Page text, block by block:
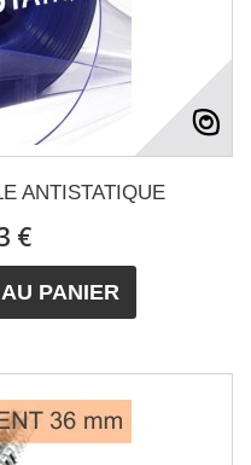
ANTISTATIQUE
€
PANIER